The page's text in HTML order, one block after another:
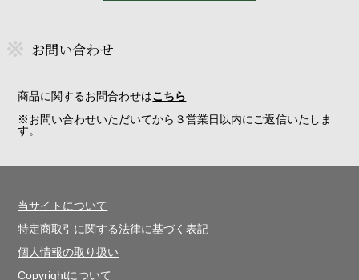
お問い合わせ
商品に関するお問合わせはこちら
※お問い合わせいただいてから３営業日以内にご返信いたしま
す。
当サイトについて
特定商取引に関する法律に基づく表記
個人情報の取り扱い
Copyrightについて